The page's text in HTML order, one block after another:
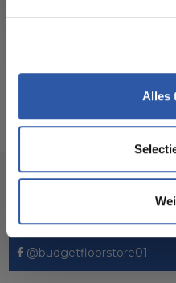
Alles
Socialmedia
@budgetfloorstore01